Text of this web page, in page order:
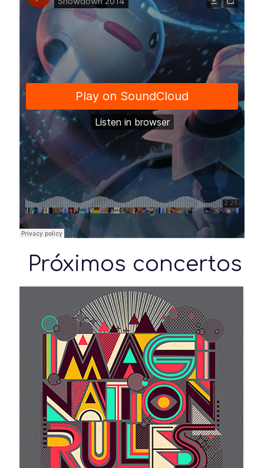
Próximos concertos